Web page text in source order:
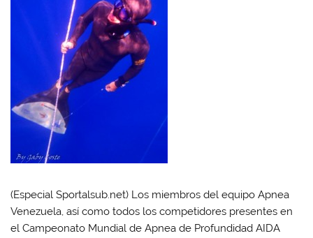
(Especial Sportalsub.net) Los miembros del equipo Apnea
Venezuela, así como todos los competidores presentes en
el Campeonato Mundial de Apnea de Profundidad AIDA